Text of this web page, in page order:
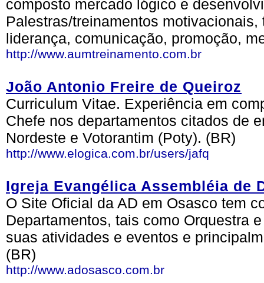
composto mercado lógico e
Palestras/treinamentos
liderança, comunicação, promoção,
http://www.aumtreinamento.com.br
João Antonio Freire de Queiroz
Curriculum Vitae. Experiência em
Chefe nos departamentos citados de
Nordeste e Votorantim (Poty). (BR)
http://www.elogica.com.br/users/jafq
Igreja Evangélica Assembléia de
O Site Oficial da AD em Osasco tem
Departamentos, tais como Orquestra
suas atividades e eventos e
(BR)
http://www.adosasco.com.br